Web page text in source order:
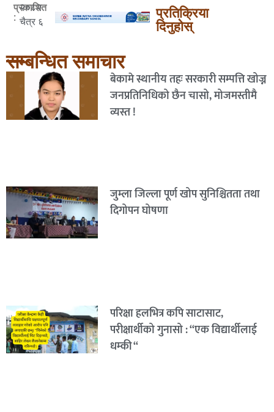
प्रकाशित
:
२०८२
चैत्र ६
प्रतिक्रिया
दिनुहोस्
सम्बन्धित समाचार
बेकामे स्थानीय तहः सरकारी सम्पत्ति खोज्न
जनप्रतिनिधिको छैन चासो, मोजमस्तीमै
व्यस्त !
जुम्ला जिल्ला पूर्ण खोप सुनिश्चितता तथा
दिगोपन घोषणा
परिक्षा हलभित्र कपि साटासाट,
परीक्षार्थीको गुनासो : “एक विद्यार्थीलाई
धम्की “